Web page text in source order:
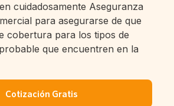
cuidadosamente Aseguranza
para asegurarse de que
cobertura para los tipos de
que encuentren en la
Cotización Gratis